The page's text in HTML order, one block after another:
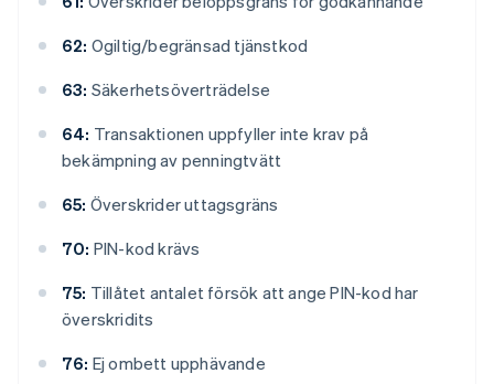
62: Ogiltig/begränsad tjänstkod
63: Säkerhetsöverträdelse
64: Transaktionen uppfyller inte krav på
bekämpning av penningtvätt
65: Överskrider uttagsgräns
70: PIN-kod krävs
75: Tillåtet antalet försök att ange PIN-kod har
överskridits
76: Ej ombett upphävande